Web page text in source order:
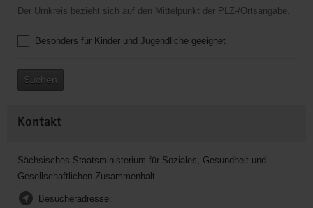
Der Umkreis bezieht sich auf den Mittelpunkt der PLZ-/Ortsangabe.
Besonders für Kinder und Jugendliche geeignet
Suchen
Kontakt
Sächsisches Staatsministerium für Soziales, Gesundheit und
Gesellschaftlichen Zusammenhalt
Besucheradresse: